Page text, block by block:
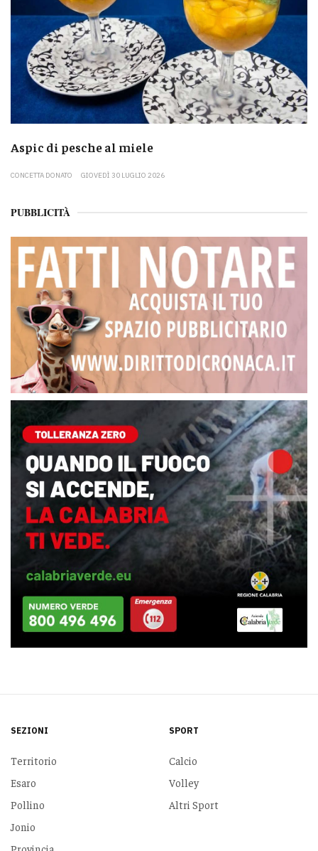
Aspic di pesche al miele
CONCETTA DONATO GIOVEDÌ 30 LUGLIO 2026
PUBBLICITÀ
SEZIONI
Territorio
Esaro
Pollino
Jonio
SPORT
Calcio
Volley
Altri Sport